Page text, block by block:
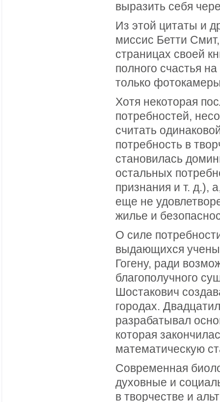
выразить себя
Из этой цитаты и
миссис Бетти
страницах своей
полного счастья
только
Хотя некоторая
потребностей,
считать
потребность в
становилась
остальных
признания и т. д.),
еще не
жилье и
О силе
выдающихся
Гогену, ради
благополучного
Шостакович
городах.
разрабатывал
которая
математическую
Современная
духовные и
в творчестве и